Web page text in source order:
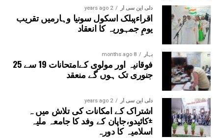
دلی این سی آر 2 years ago
اقراءپبلک اسکول سونیا وہارمیں تقریب
یومِ جمہوریہ کا انعقاد
بہار 8 months ago
فوقانیہ اور مولوی کےامتحانات 19 سے 25
جنوری تک ہوں گے منعقد
دلی این سی آر 2 years ago
اشتراک کے امکانات کی تلاش میں ہ
±کائیدو،جاپان کے وفد کا جامعہ ملیہ
اسلامیہ کا دورہ